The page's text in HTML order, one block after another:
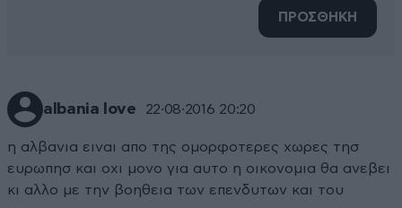
ΠΡΟΣΘΗΚΗ
albania love 22·08·2016 20:20
η αλβανια ειναι απο της ομορφοτερες χωρες τησ
ευρωπησ και οχι μονο για αυτο η οικονομια θα ανεβει
κι αλλο με την βοηθεια των επενδυτων και του